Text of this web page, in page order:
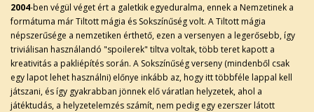
2004-ben végül véget ért a galetkik egyeduralma, ennek a Nemzetinek a
formátuma már Tiltott mágia és Sokszínűség volt. A Tiltott mágia
népszerűsége a nemzetiken érthető, ezen a versenyen a legerősebb, így
triviálisan használandó "spoilerek" tiltva voltak, több teret kapott a
kreativitás a pakliépítés során. A Sokszínűség verseny (mindenből csak
egy lapot lehet használni) előnye inkább az, hogy itt többféle lappal kell
játszani, és így gyakrabban jönnek elő váratlan helyzetek, ahol a
játéktudás, a helyzetelemzés számít, nem pedig egy ezerszer látott